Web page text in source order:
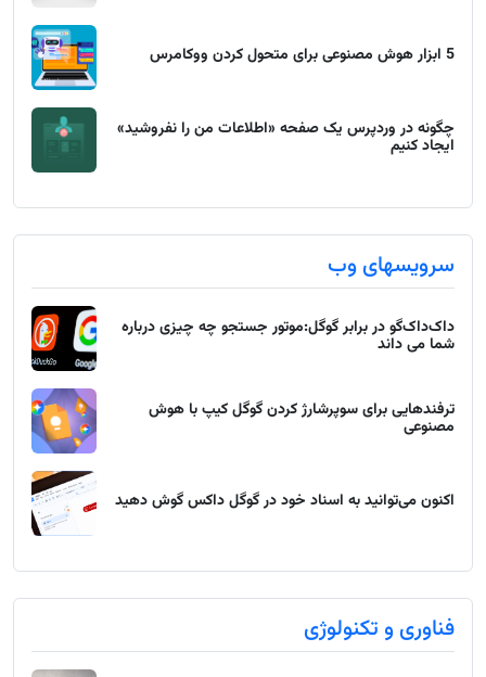
5 ابزار هوش مصنوعی برای متحول کردن ووکامرس
چگونه در وردپرس یک صفحه «اطلاعات من را نفروشید»
ایجاد کنیم
سرویسهای وب
داک‌داک‌گو در برابر گوگل:موتور جستجو چه چیزی درباره
شما می داند
ترفندهایی برای سوپرشارژ کردن گوگل کیپ با هوش
مصنوعی
اکنون می‌توانید به اسناد خود در گوگل داکس گوش دهید
فناوری و تکنولوژی